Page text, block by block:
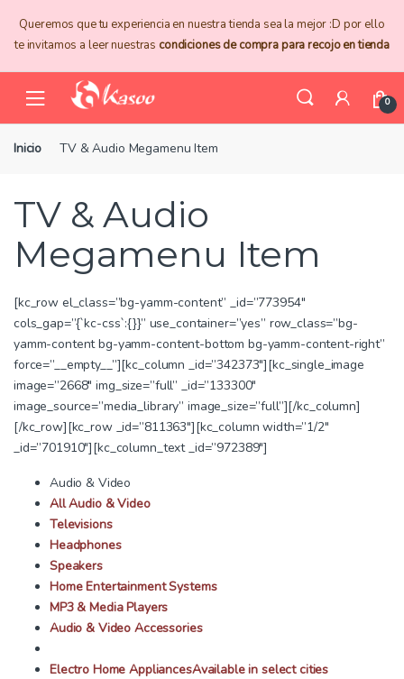
navigation
content
Queremos que tu experiencia en nuestra tienda sea la mejor :D por ello
te invitamos a leer nuestras condiciones de compra para recojo en tienda
0
Inicio TV & Audio Megamenu Item
TV & Audio
Megamenu Item
[kc_row el_class=”bg-yamm-content” _id=”773954″
cols_gap=”{`kc-css`:{}}” use_container=”yes” row_class=”bg-
yamm-content bg-yamm-content-bottom bg-yamm-content-right”
force=”__empty__”][kc_column _id=”342373″][kc_single_image
image=”2668″ img_size=”full” _id=”133300″
image_source=”media_library” image_size=”full”][/kc_column]
[/kc_row][kc_row _id=”811363″][kc_column width=”1/2″
_id=”701910″][kc_column_text _id=”972389″]
Audio & Video
All Audio & Video
Televisions
Headphones
Speakers
Home Entertainment Systems
MP3 & Media Players
Audio & Video Accessories
Electro Home AppliancesAvailable in select cities